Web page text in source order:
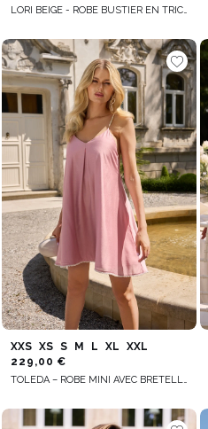
LORI BEIGE - ROBE BUSTIER EN TRICOT
XXS XS S M L XL
XXL
229,00 €